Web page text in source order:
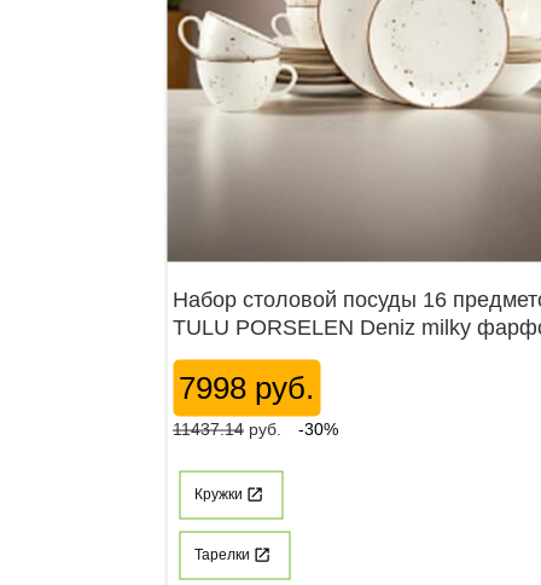
Набор столовой посуды 16
TULU PORSELEN Deniz milky
7998 руб.
11437.14 руб. -30%
Кружки
Тарелки